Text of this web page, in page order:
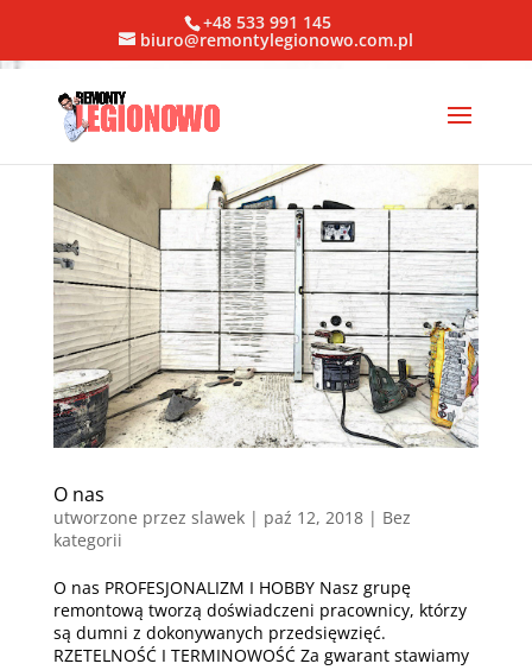
+48 533 991 145
biuro@remontylegionowo.com.pl
O nas
utworzone przez slawek| paź 12, 2018| Bez
kategorii
O nas PROFESJONALIZM I HOBBY Nasz grupę
remontową tworzą doświadczeni pracownicy, którzy
są dumni z dokonywanych przedsięwzięć.
RZETELNOŚĆ I TERMINOWOŚĆ Za gwarant stawiamy